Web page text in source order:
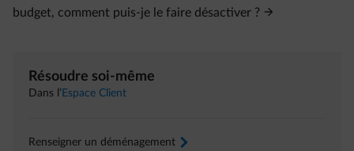
budget, comment puis-je le faire désactiver ?
Résoudre soi-même
Dans l’ Espace Client
Renseigner un déménagement arrow-right